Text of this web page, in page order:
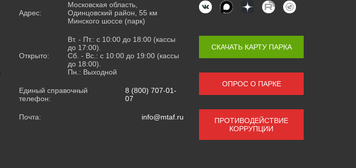
Адрес:
Московская область,
Одинцовский район, 55 км
Минского шоссе (парк)
Открыто:
Вт. - Пт.: с 10:00 до 18:00 (кассы
до 17:00).
Сб. - Вс.: с 10:00 до 19:00 (кассы
до 18:00).
Пн.: Выходной
Единый справочный
телефон:
8 (800) 707-01-
07
Почта: info@mtaf.ru
СКАЧАТЬ КАРТУ ПАРКА
ОПРОС О ПАРКЕ
ПРОТИВОДЕЙСТВИЕ
КОРРУПЦИИ